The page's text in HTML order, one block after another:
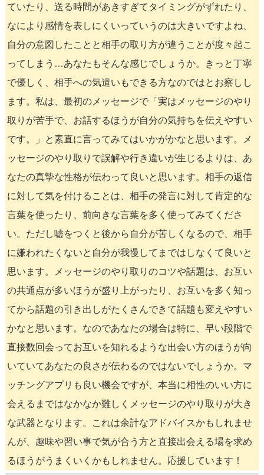
ていたり、送る時間があきすぎてタイミングがずれたり、
なにより感情を表しにくいっていうのは大きいですよね、
自分の意図したことと相手の取り方が違うことが度々起こ
ってしまう…あなたもそんな感じでしょうか。きっと丁寧
で優しく、相手への気遣いもできる方なのではとお察しし
ます。私は、最初のメッセージで「実はメッセージのやり
取りが苦手で、お話するほうが自分の気持ちを伝えやすい
です。」と素直に言ってみてはいかがかなと思います。メ
ッセージのやり取りで誤解や行き違いが生じるよりは、あ
なたの真摯な性格が伝わって良いと思います。相手の返信
に対して気を付けることは、相手の発言に対して肯定的な
言葉を使ったり、前向きな言葉を多く使ってみてくださ
い。ただし嘘をつくと後から自分が苦しくなるので、相手
に嫌われたくないと自分が我慢してまではしなくて良いと
思います。メッセージのやり取りのコツや話題は、お互い
の共通点が多いほうが盛り上がったり、お互いを多く知っ
てから話題の引き出しがたくさんできて話題も変えやすい
かなと思います。なのであなたの場合は特に、早い段階で
直接数回会ってお互いを知れるような出会い方のほうが向
いていてあなたの良さが伝わるのではないでしょうか。マ
ッチングアプリも良い機会ですが、本当に相性のいい方に
会えるまではなかなか難しくメッセージのやり取りが大き
な武器となります。これは余計なアドバイスかもしれませ
んが、趣味や習い事で気が合う方と直接出会える場を求め
るほうがうまくいくかもしれません。応援しています！